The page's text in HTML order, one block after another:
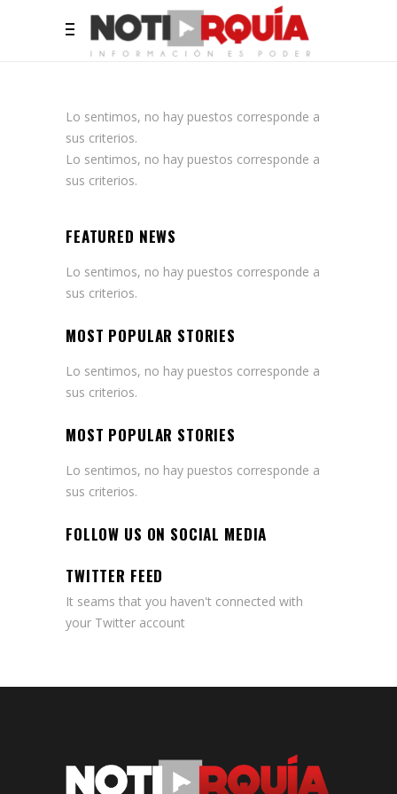
Lo sentimos, no hay puestos corresponde a
sus criterios.
Lo sentimos, no hay puestos corresponde a
sus criterios.
FEATURED NEWS
Lo sentimos, no hay puestos corresponde a
sus criterios.
MOST POPULAR STORIES
Lo sentimos, no hay puestos corresponde a
sus criterios.
MOST POPULAR STORIES
Lo sentimos, no hay puestos corresponde a
sus criterios.
FOLLOW US ON SOCIAL MEDIA
TWITTER FEED
It seams that you haven't connected with
your Twitter account